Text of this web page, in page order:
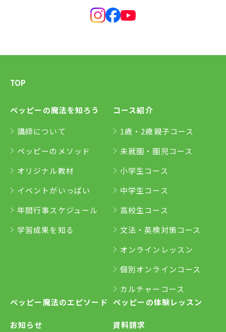
TOP
ペッピーの魔法を知ろう
講師について
ペッピーのメソッド
オリジナル教材
イベントがいっぱい
年間行事スケジュール
学習成果を知る
コース紹介
1歳・2歳親子コース
未就園・園児コース
小学生コース
中学生コース
高校生コース
文法・英検対策コース
オンラインレッスン
個別オンラインコース
カルチャーコース
ペッピー魔法のエピソード
お知らせ
ペッピーの体験レッスン
資料請求